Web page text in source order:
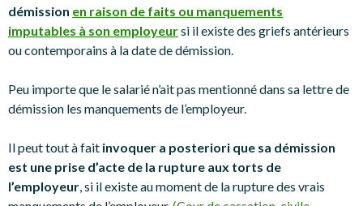
démission en raison de faits ou manquements
imputables à son employeursi il existe des griefs antérieurs
ou contemporains à la date de démission.
Peu importe que le salarié n’ait pas mentionné dans sa lettre de
démission les manquements de l’employeur.
Il peut tout à fait invoquer a posteriori que sa démission
est une prise d’acte de la rupture aux torts de
l’employeur, si il existe au moment de la rupture des vrais